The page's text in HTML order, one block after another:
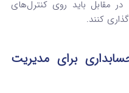
مقابل باید روی کنترل‌های
کنند.
برای مدیریت